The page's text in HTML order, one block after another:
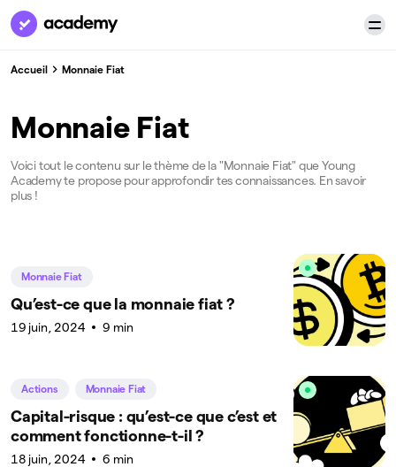
Accueil Monnaie Fiat
Monnaie Fiat
Voici tout le contenu sur le thème de la "Monnaie Fiat" que Young
Academy te propose pour approfondir tes connaissances. En savoir
plus !
Monnaie Fiat
Qu’est-ce que la monnaie fiat ?
19 juin, 2024 9 min
Actions Monnaie Fiat
Capital-risque : qu’est-ce que c’est et
comment fonctionne-t-il ?
18 juin, 2024 6 min